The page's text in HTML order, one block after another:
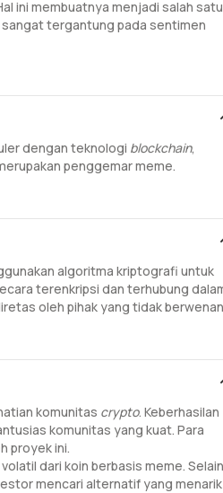
ini membuatnya menjadi salah satu
sangat tergantung pada sentimen
dengan teknologi blockchain,
penggemar meme.
algoritma kriptografi untuk
terenkripsi dan terhubung
oleh pihak yang tidak
komunitas crypto. Keberhasilan
komunitas yang kuat. Para
proyek ini.
dari koin berbasis meme. Selain
mencari alternatif yang menarik